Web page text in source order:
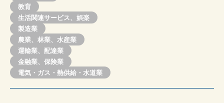
教育
生活関連サービス、娯楽
製造業
農業、林業、水産業
運輸業、配達業
金融業、保険業
電気・ガス・熱供給・水道業